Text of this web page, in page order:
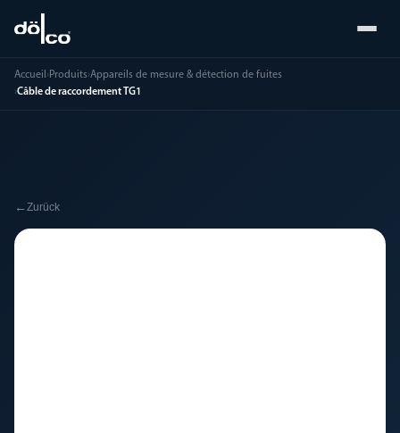
Accueil ›Produits›Appareils de mesure & détection de fuites
›Câble de raccordement TG1
← Zurück